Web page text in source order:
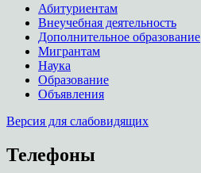
Абитуриентам
Внеучебная деятельность
Дополнительное образование
Мигрантам
Наука
Образование
Объявления
Версия для слабовидящих
Телефоны